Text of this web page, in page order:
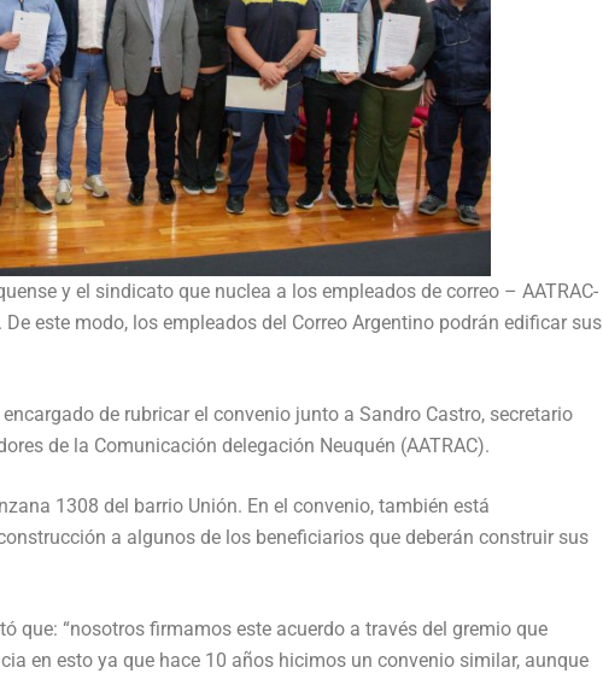
y el sindicato que nuclea a los empleados de correo – AATRAC-
este modo, los empleados del Correo Argentino podrán edificar sus
de rubricar el convenio junto a Sandro Castro, secretario
de la Comunicación delegación Neuquén (AATRAC).
1308 del barrio Unión. En el convenio, también está
a algunos de los beneficiarios que deberán construir sus
que: “nosotros firmamos este acuerdo a través del gremio que
en esto ya que hace 10 años hicimos un convenio similar, aunque